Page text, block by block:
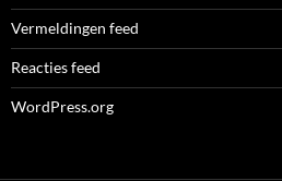
Vermeldingen feed
Reacties feed
WordPress.org